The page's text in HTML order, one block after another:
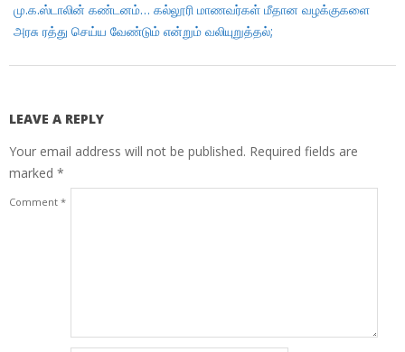
மு.க.ஸ்டாலின் கண்டனம்… கல்லூரி மாணவர்கள் மீதான வழக்குகளை
அரசு ரத்து செய்ய வேண்டும் என்றும் வலியுறுத்தல்;
LEAVE A REPLY
Your email address will not be published. Required fields are
marked *
Comment *